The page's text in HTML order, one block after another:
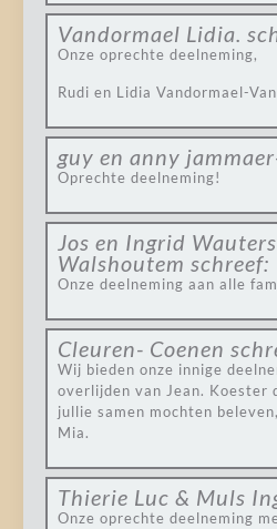
Vandormael Lidia.
Onze oprechte deelneming,
Rudi en Lidia Vandormael-
guy en anny
Oprechte deelneming!
Jos en Ingrid
Walshoutem schreef:
Onze deelneming aan alle
Cleuren- Coenen
Wij bieden onze innige
overlijden van Jean. Koester
jullie samen mochten
Mia.
Thierie Luc & Muls
Onze oprechte deelneming